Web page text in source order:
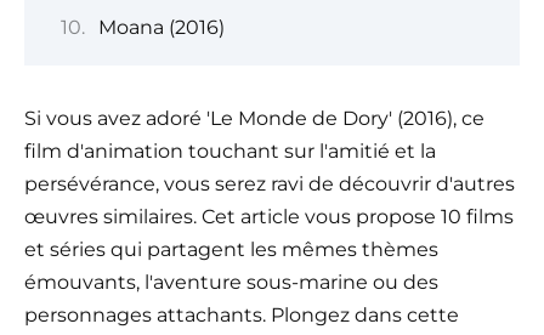
Moana (2016)
Si vous avez adoré 'Le Monde de Dory' (2016), ce
film d'animation touchant sur l'amitié et la
persévérance, vous serez ravi de découvrir d'autres
œuvres similaires. Cet article vous propose 10 films
et séries qui partagent les mêmes thèmes
émouvants, l'aventure sous-marine ou des
personnages attachants. Plongez dans cette